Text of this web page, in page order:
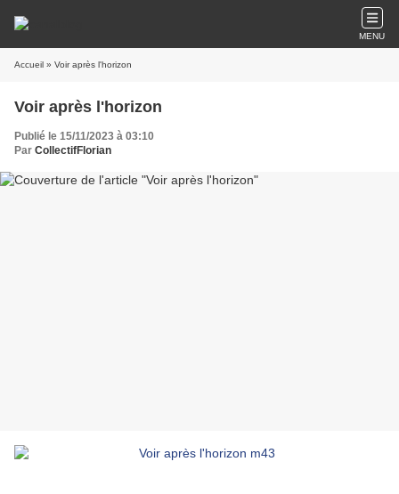
MENU
Accueil » Voir après l'horizon
Voir après l'horizon
Publié le 15/11/2023 à 03:10
Par CollectifFlorian